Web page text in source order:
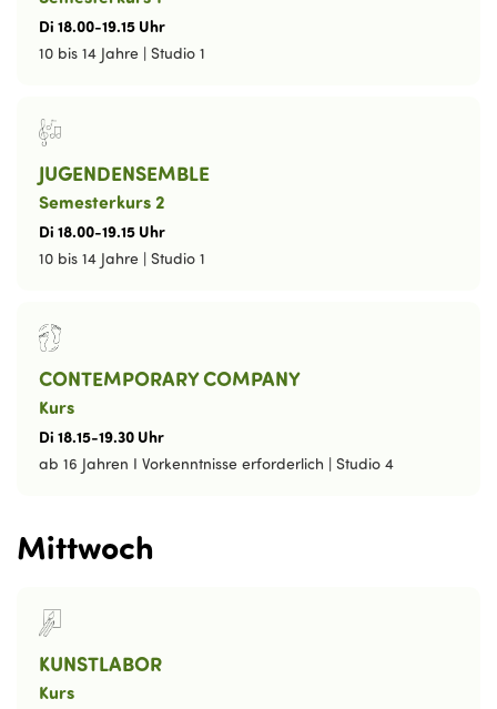
Di 18.00-19.15 Uhr
10 bis 14 Jahre | Studio 1
JUGENDENSEMBLE
Semesterkurs 2
Di 18.00-19.15 Uhr
10 bis 14 Jahre | Studio 1
CONTEMPORARY COMPANY
Kurs
Di 18.15-19.30 Uhr
ab 16 Jahren I Vorkenntnisse erforderlich | Studio 4
Mittwoch
KUNSTLABOR
Kurs